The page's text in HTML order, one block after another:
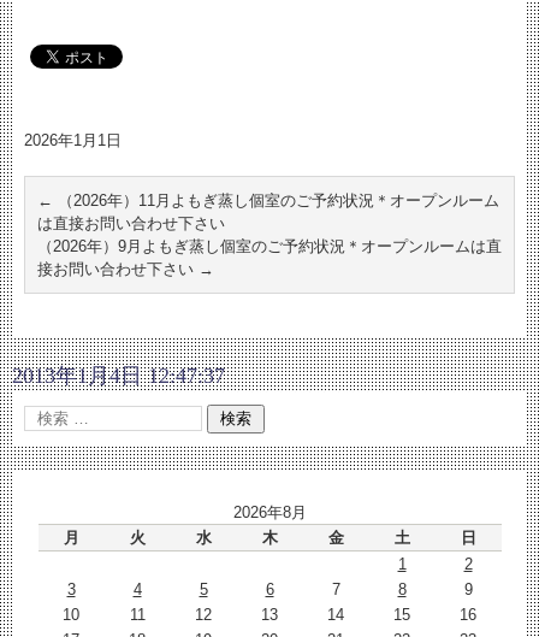
2026年1月1日
←
（2026年）11月よもぎ蒸し個室のご予約状況＊オープンルーム
は直接お問い合わせ下さい
（2026年）9月よもぎ蒸し個室のご予約状況＊オープンルームは直
接お問い合わせ下さい →
2013年1月4日 12:47:37
2026年8月
月
火 水 木 金 土
日
1
2
3
4 5 6 7 8
9
10
11 12 13 14 15
16